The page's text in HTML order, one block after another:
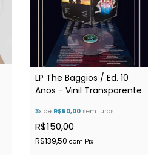
LP The Baggios / Ed. 10
Anos - Vinil Transparente
3x de R$50,00 sem juros
R$150,00
R$139,50 com Pix